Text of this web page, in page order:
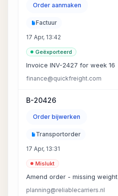
Order aanmaken
Factuur
17 Apr, 13:42
Geëxporteerd
Invoice INV-2427 for week 16
finance@quickfreight.com
B-20426
Order bijwerken
Transportorder
17 Apr, 13:31
Mislukt
Amend order - missing weight
planning@reliablecarriers.nl